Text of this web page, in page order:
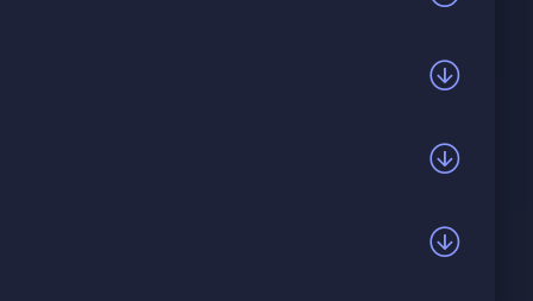
и юбки. Если выпьет, она не хозяйка своей